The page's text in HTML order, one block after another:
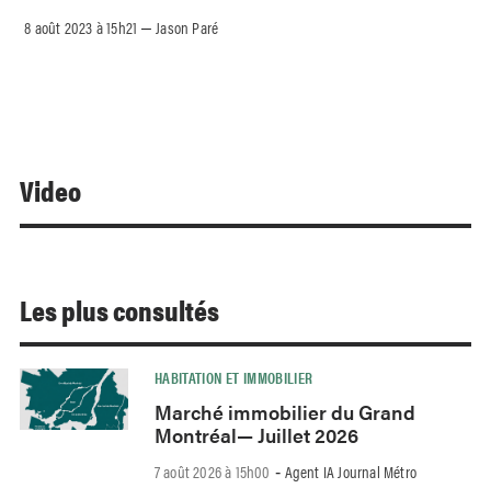
8 août 2023 à 15h21 –Jason Paré
Video
Les plus consultés
HABITATION ET IMMOBILIER
Marché immobilier du Grand
Montréal— Juillet 2026
7 août 2026 à 15h00 - Agent IA Journal Métro